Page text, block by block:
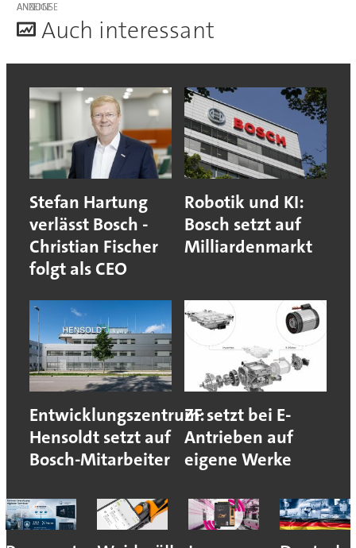
ANZEIGE
Auch interessant
Stefan Hartung
verlässt Bosch -
Christian Fischer
folgt als CEO
Robotik und KI:
Bosch setzt auf
Milliardenmarkt
Entwicklungszentrum:
Hensoldt setzt auf
Bosch-Mitarbeiter
ZF setzt bei E-
Antrieben auf
eigene Werke